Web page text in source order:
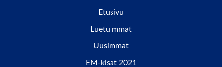
Etusivu
Luetuimmat
Uusimmat
EM-kisat 2021